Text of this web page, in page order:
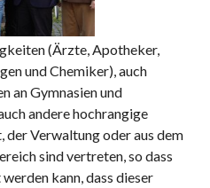
(Ärzte, Apotheker,
und Chemiker), auch
an Gymnasien und
andere hochrangige
Verwaltung oder aus dem
sind vertreten, so dass
kann, dass dieser